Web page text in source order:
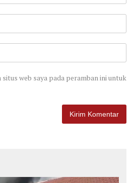
situs web saya pada peramban ini untuk